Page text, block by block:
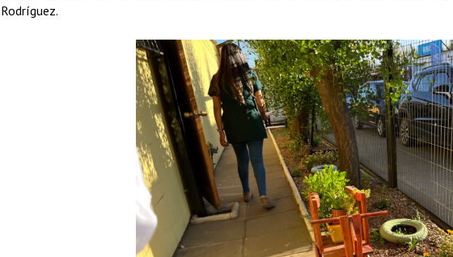
Rodríguez.